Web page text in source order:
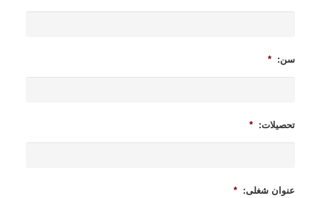
سن: *
تحصیلات: *
عنوان شغلی: *